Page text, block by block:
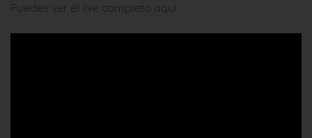
Puedes ver el live completo aquí: